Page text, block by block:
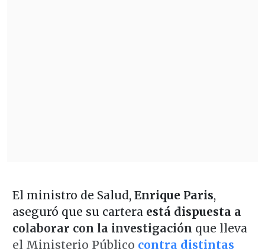
El ministro de Salud, Enrique Paris,
aseguró que su cartera está dispuesta a
colaborar con la investigación que lleva
el Ministerio Público contra distintas